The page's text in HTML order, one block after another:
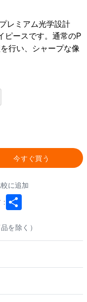
レミアム光学設計
ースです。
通常のP
行い、シャープな像
今すぐ買う
に追加
:
を除く）